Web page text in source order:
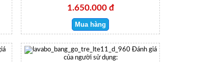
1.650.000 đ
Đánh giá
của người sử dụng: